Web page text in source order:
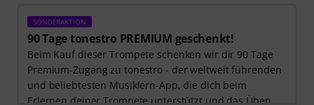
SONDERAKTION
90 Tage tonestro PREMIUM geschenkt!
Beim Kauf dieser Trompete schenken wir dir 90 Tage
Premium-Zugang zu tonestro - der weltweit führenden
und beliebtesten Musiklern-App, die dich beim
Erlernen deiner Trompete unterstützt und das Üben